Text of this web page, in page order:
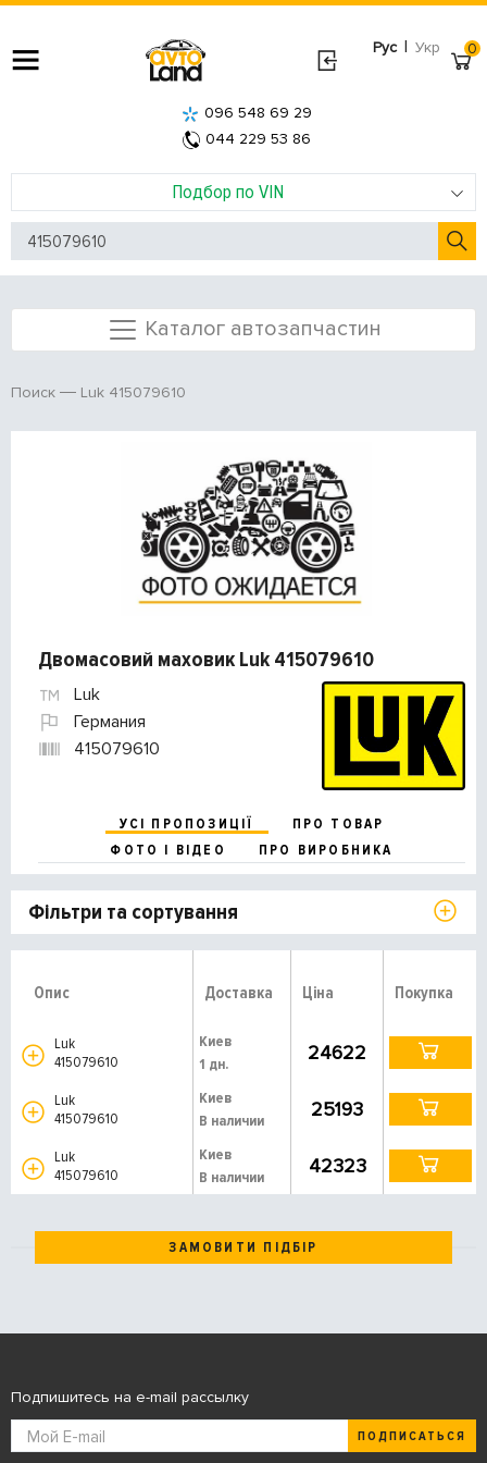
Рус | Укр
Подбор по VIN
096 548 69 29
044 229 53 86
0
Каталог автозапчастин
Поиск Luk 415079610
Двомасовий маховик Luk 415079610
Luk
Германия
415079610
УСІ ПРОПОЗИЦІЇ
ПРО ТОВАР
ФОТО І ВІДЕО
ПРО ВИРОБНИКА
Фільтри та сортування
Опис Доставка Ціна Покупка
Luk
415079610
Киев
1 дн.
24622
Luk
415079610
Киев
В наличии
25193
Luk
415079610
Киев
В наличии
42323
ЗАМОВИТИ ПІДБІР
Подпишитесь на e-mail рассылку
ПОДПИСАТЬСЯ